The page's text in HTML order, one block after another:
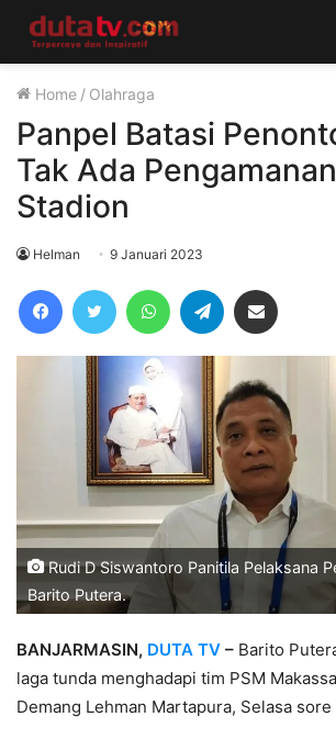
Home / Olahraga
Panpel Batasi
Tak Ada
Stadion
Helman 9 Januari 2023
FacebookTwitter WhatsAppTelegram
Rudi D Siswantoro Panitila Pelaksana
Barito Putera.
BANJARMASIN, DUTA TV – Barito
laga tunda menghadapi tim PSM
Demang Lehman Martapura, Selasa